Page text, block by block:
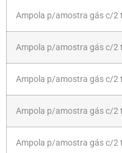
Ampola p/amostra gás c/2
Ampola p/amostra gás c/2
Ampola p/amostra gás c/2
Ampola p/amostra gás c/2
Ampola p/amostra gás c/2